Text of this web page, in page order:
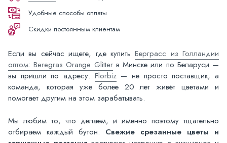
Удобные способы оплаты
Скидки постоянным клиентам
Если вы сейчас ищете, где купитьБерграсс из Голландии
оптом: Beregras Orange Glitterв Минске или по Беларуси —
вы пришли по адресу. Florbiz— не просто поставщик, а
команда, которая уже более 20 лет живёт цветами и
помогает другим на этом зарабатывать.
Мы любим то, что делаем, и именно поэтому тщательно
отбираем каждый бутон. Свежие срезанные цветы и